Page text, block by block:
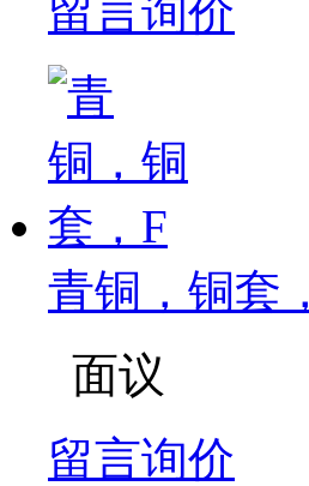
留言询价
青铜，铜套，
面议
留言询价